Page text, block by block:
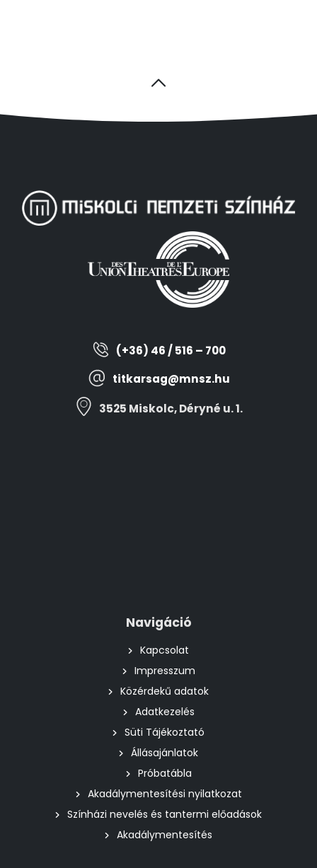
(+36) 46 / 516 – 700
titkarsag@mnsz.hu
3525 Miskolc, Déryné u. 1.
Navigáció
Kapcsolat
Impresszum
Közérdekű adatok
Adatkezelés
Süti Tájékoztató
Állásajánlatok
Próbatábla
Akadálymentesítési nyilatkozat
Színházi nevelés és tantermi előadások
Akadálymentesítés